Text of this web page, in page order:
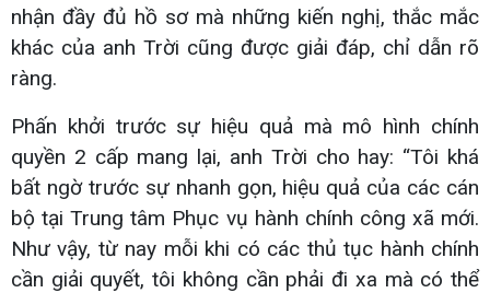
nhận đầy đủ hồ sơ mà những kiến nghị, thắc mắc
khác của anh Trời cũng được giải đáp, chỉ dẫn rõ
ràng.
Phấn khởi trước sự hiệu quả mà mô hình chính
quyền 2 cấp mang lại, anh Trời cho hay: “Tôi khá
bất ngờ trước sự nhanh gọn, hiệu quả của các cán
bộ tại Trung tâm Phục vụ hành chính công xã mới.
Như vậy, từ nay mỗi khi có các thủ tục hành chính
cần giải quyết, tôi không cần phải đi xa mà có thể